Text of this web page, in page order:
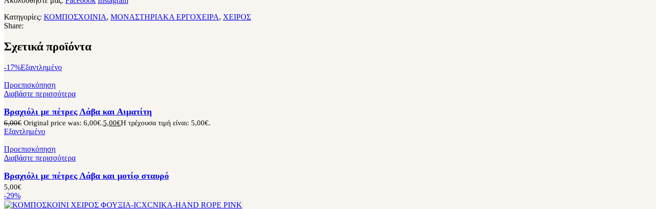
Κατηγορίες: ΚΟΜΠΟΣΧΟΙΝΙΑ, ΜΟΝΑΣΤΗΡΙΑΚΑ ΕΡΓΟΧΕΙΡΑ, ΧΕΙΡΟΣ
Share:
Σχετικά προϊόντα
-17%Εξαντλημένο
Προεπισκόπηση
Διαβάστε περισσότερα
Βραχιόλι με πέτρες Λάβα και Αιματίτη
6,00€ Original price was: 6,00€.5,00€Η τρέχουσα τιμή είναι: 5,00€.
Εξαντλημένο
Προεπισκόπηση
Διαβάστε περισσότερα
Βραχιόλι με πέτρες Λάβα και μοτίφ σταυρό
5,00€
-29%